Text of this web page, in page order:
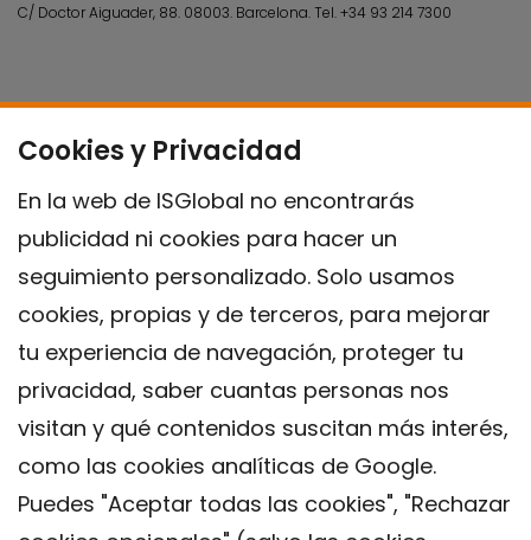
Cookies y Privacidad
En la web de ISGlobal no encontrarás
publicidad ni cookies para hacer un
seguimiento personalizado. Solo usamos
cookies, propias y de terceros, para mejorar
tu experiencia de navegación, proteger tu
privacidad, saber cuantas personas nos
visitan y qué contenidos suscitan más interés,
como las cookies analíticas de Google.
Puedes "Aceptar todas las cookies", "Rechazar
C/ Doctor Aiguader, 88. 08003. Barcelona.Tel.+34 93 214 7300